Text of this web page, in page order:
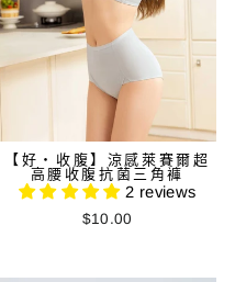
【好・收腹】涼感萊賽爾超
高腰收腹抗菌三角褲
2 reviews
$10.00